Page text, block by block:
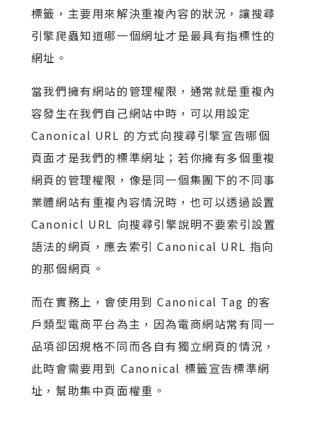
標籤，主要用來解決重複內容的狀況，讓搜尋
引擎爬蟲知道哪一個網址才是最具有指標性的
網址。
當我們擁有網站的管理權限，通常就是重複內
容發生在我們自己網站中時，可以用設定
Canonical URL 的方式向搜尋引擎宣告哪個
頁面才是我們的標準網址；若你擁有多個重複
網頁的管理權限，像是同一個集團下的不同事
業體網站有重複內容情況時，也可以透過設置
Canonicl URL 向搜尋引擎說明不要索引設置
語法的網頁，應去索引 Canonical URL 指向
的那個網頁。
而在實務上，會使用到 Canonical Tag 的客
戶類型電商平台為主，因為電商網站常有同一
品項卻因規格不同而各自有獨立網頁的情況，
此時會需要用到 Canonical 標籤宣告標準網
址，幫助集中頁面權重。